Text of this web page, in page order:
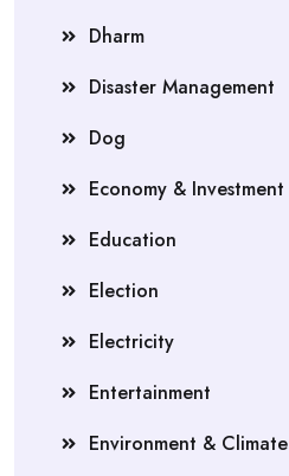
Dharm
Disaster Management
Dog
Economy & Investment
Education
Election
Electricity
Entertainment
Environment & Climate